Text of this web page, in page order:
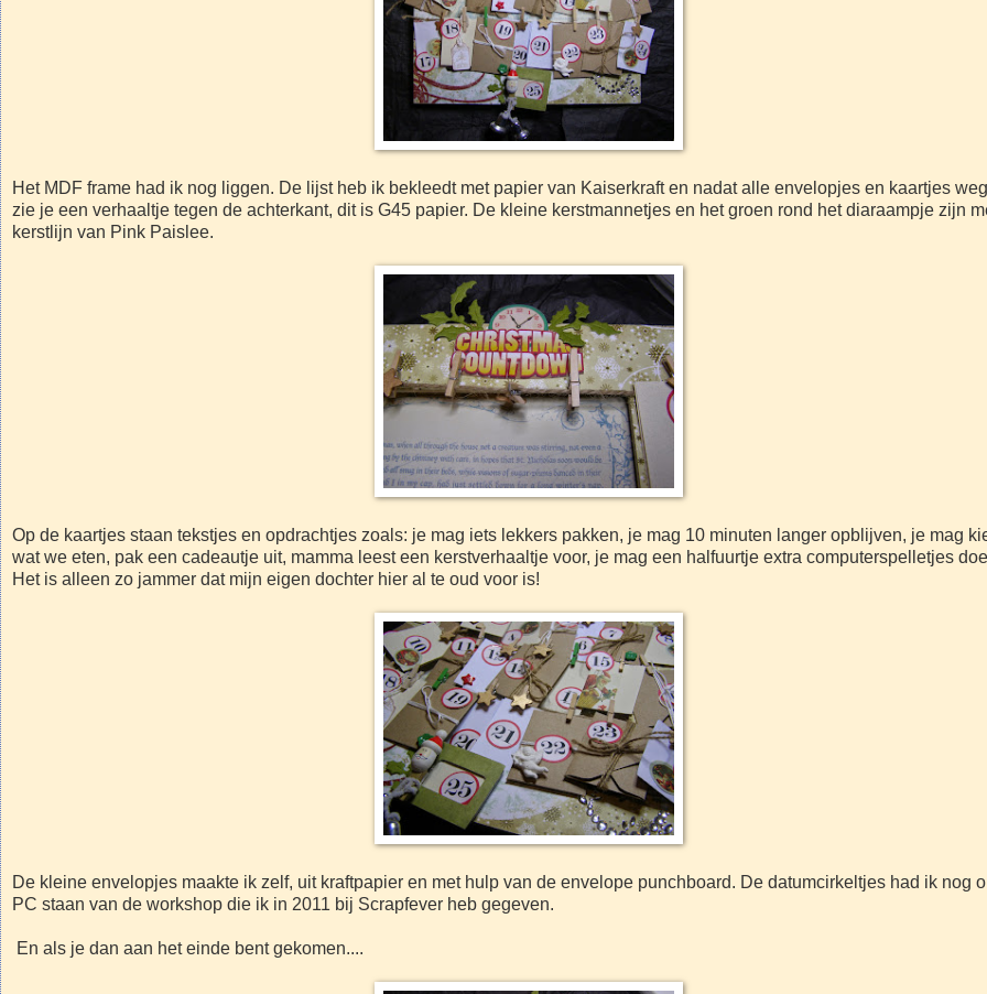
Het MDF frame had ik nog liggen. De lijst heb ik bekleedt met papier van Kaiserkraft en nadat alle envelopjes en kaartjes
zie je een verhaaltje tegen de achterkant, dit is G45 papier. De kleine kerstmannetjes en het groen rond het diaraampje zijn
kerstlijn van Pink Paislee.
Op de kaartjes staan tekstjes en opdrachtjes zoals: je mag iets lekkers pakken, je mag 10 minuten langer opblijven, je mag
wat we eten, pak een cadeautje uit, mamma leest een kerstverhaaltje voor, je mag een halfuurtje extra computerspelletjes
Het is alleen zo jammer dat mijn eigen dochter hier al te oud voor is!
De kleine envelopjes maakte ik zelf, uit kraftpapier en met hulp van de envelope punchboard. De datumcirkeltjes had ik nog
PC staan van de workshop die ik in 2011 bij Scrapfever heb gegeven.
En als je dan aan het einde bent gekomen....